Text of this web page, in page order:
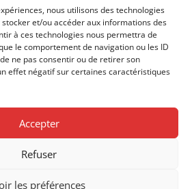
nous utilisons des technologies
et/ou accéder aux informations des
à ces technologies nous permettra de
le comportement de navigation ou les ID
ne pas consentir ou de retirer son
effet négatif sur certaines caractéristiques
Accepter
Refuser
les préférences
us
450 687.4313
Français